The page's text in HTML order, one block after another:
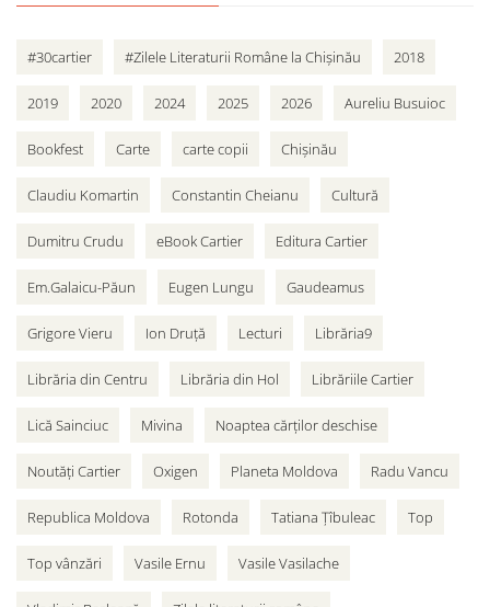
#30cartier #Zilele Literaturii Române la Chișinău 2018
2019 2020 2024 2025 2026 Aureliu Busuioc
Bookfest Carte carte copii Chișinău
Claudiu Komartin Constantin Cheianu Cultură
Dumitru Crudu eBook Cartier Editura Cartier
Em.Galaicu-Păun Eugen Lungu Gaudeamus
Grigore Vieru Ion Druță Lecturi Librăria9
Librăria din Centru Librăria din Hol Librăriile Cartier
Lică Sainciuc Mivina Noaptea cărților deschise
Noutăți Cartier Oxigen Planeta Moldova Radu Vancu
Republica Moldova Rotonda Tatiana Țîbuleac Top
Top vânzări Vasile Ernu Vasile Vasilache